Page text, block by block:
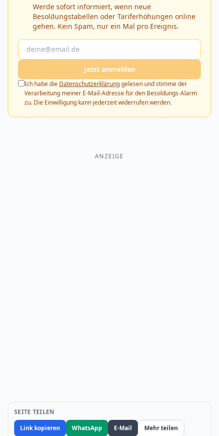
Werde sofort informiert, wenn neue
Besoldungstabellen oder Tariferhöhungen online
gehen. Kein Spam, nur ein Mal pro Ereignis.
Jetzt anmelden
Ich habe die Datenschutzerklärunggelesen und stimme der
Verarbeitung meiner E-Mail-Adresse für den Besoldungs-Alarm
zu. Die Einwilligung kann jederzeit widerrufen werden.
ANZEIGE
SEITE TEILEN
Link kopieren
WhatsApp E-Mail Mehr teilen